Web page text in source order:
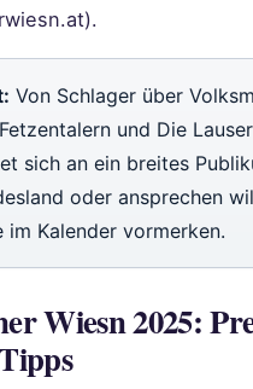
Von Schlager über
und Die
sich an ein breites
oder ansprechen
im Kalender vormerken.
Wiesn 2025: